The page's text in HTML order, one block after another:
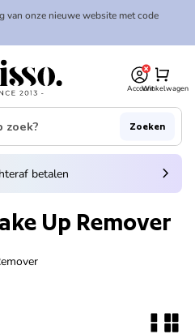
van onze nieuwe website met code
AccountWinkelwagen
shopping_cart
Zoeken
venster)
betalen chevron_right
Up Remover